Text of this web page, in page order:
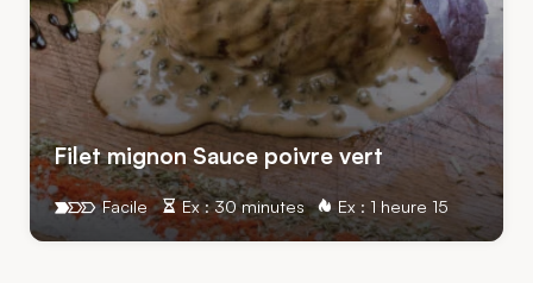
Filet mignon Sauce poivre vert
Ex : 30 minutes Ex : 1 heure 15
Facile